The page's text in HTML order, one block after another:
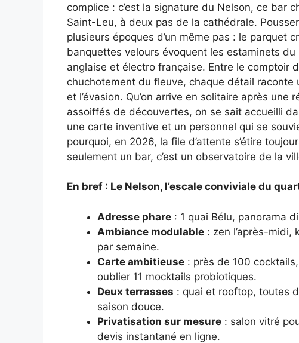
complice : c’est la signature du Nelson, ce bar
Saint-Leu, à deux pas de la cathédrale.
plusieurs époques d’un même pas : le parquet
banquettes velours évoquent les estaminets
anglaise et électro française. Entre le comptoir
chuchotement du fleuve, chaque détail
et l’évasion. Qu’on arrive en solitaire après
assoiffés de découvertes, on se sait accueilli
une carte inventive et un personnel qui se
pourquoi, en 2026, la file d’attente s’étire
seulement un bar, c’est un observatoire de la
En bref : Le Nelson, l’escale conviviale du
Adresse phare : 1 quai Bélu, panorama
Ambiance modulable : zen l’après-
par semaine.
Carte ambitieuse : près de 100
oublier 11 mocktails probiotiques.
Deux terrasses : quai et rooftop, toutes
saison douce.
Privatisation sur mesure : salon vitré
devis instantané en ligne.